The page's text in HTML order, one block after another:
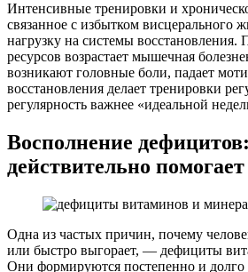
Интенсивные тренировки и
связанное с избытком висцерального
нагрузку на системы восстановления.
ресурсов возрастает мышечная
возникают головные боли, падает
восстановления делает тренировки
регулярность важнее «идеальной
Восполнение
действительно помогает
Одна из частых причин, почему
или быстро выгорает, — дефициты
Они формируются постепенно и долго